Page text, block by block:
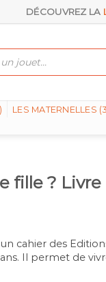
DÉCOUVREZ LA
LES MATERNELLES
fille ?
cahier des
Il permet de